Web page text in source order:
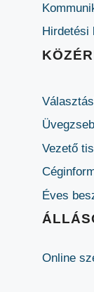
Hirdetési
Üvegzseb
Vezető
Éves
Online